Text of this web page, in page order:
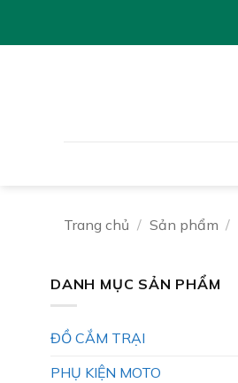
Trang chủ / Sản phẩm /
DANH MỤC SẢN PHẨM
ĐỒ CẮM TRẠI
PHỤ KIỆN MOTO